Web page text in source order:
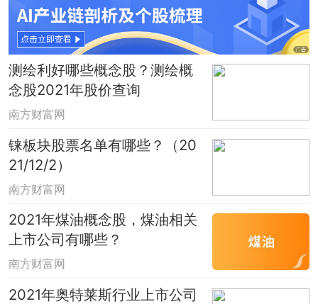
测绘利好哪些概念股？测绘概
念股2021年股价查询
南方财富网
铼板块股票名单有哪些？（20
21/12/2）
南方财富网
2021年煤油概念股，煤油相关
上市公司有哪些？
南方财富网
2021年奥特莱斯行业上市公司